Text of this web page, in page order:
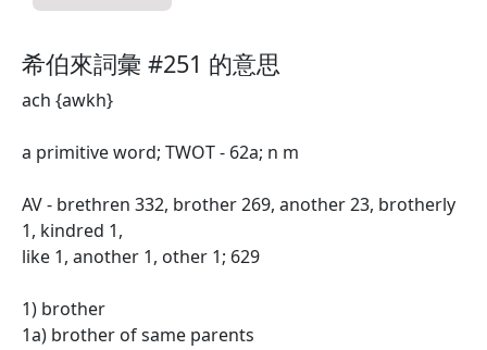
希伯來詞彙 #251 的意思
ach {awkh}
a primitive word; TWOT - 62a; n m
AV - brethren 332, brother 269, another 23, brotherly
1, kindred 1,
like 1, another 1, other 1; 629
1) brother
1a) brother of same parents